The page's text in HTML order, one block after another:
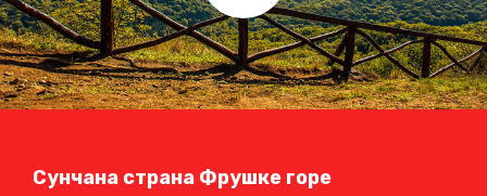
Сунчана страна Фрушке горе